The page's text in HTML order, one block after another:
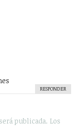
RESPONDER
publicada. Los